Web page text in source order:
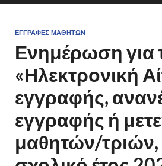
ΕΓΓΡΑΦΈΣ ΜΑΘΗΤΏΝ
Ενημέρωση για
«Ηλεκτρονική
εγγραφής,
εγγραφής ή
μαθητών/τριών,